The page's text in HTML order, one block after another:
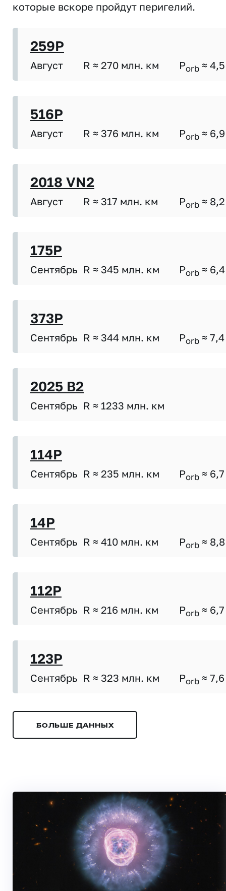
которые вскоре пройдут перигелий.
259P
Август R ≈ 270 млн. км Porb ≈ 4,5
516P
Август R ≈ 376 млн. км Porb ≈ 6,9
2018 VN2
Август R ≈ 317 млн. км Porb ≈ 8,2
175P
Сентябрь R ≈ 345 млн. км Porb ≈ 6,4
373P
Сентябрь R ≈ 344 млн. км Porb ≈ 7,4
2025 B2
Сентябрь R ≈ 1233 млн. км
114P
Сентябрь R ≈ 235 млн. км Porb ≈ 6,7
14P
Сентябрь R ≈ 410 млн. км Porb ≈ 8,8
112P
Сентябрь R ≈ 216 млн. км Porb ≈ 6,7
123P
Сентябрь R ≈ 323 млн. км Porb ≈ 7,6
БОЛЬШЕ ДАННЫХ